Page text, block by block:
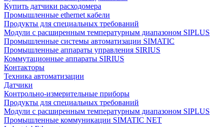
Купить датчики расходомера
Промышленные ethernet кабели
Продукты для специальных требований
Модули с расширенным температурным диапазоном SIPLUS
Промышленные системы автоматизации SIMATIC
Промышленные аппараты управления SIRIUS
Коммутационные аппараты SIRIUS
Контакторы
Техника автоматизации
Датчики
Контрольно-измерительные приборы
Продукты для специальных требований
Модули с расширенным температурным диапазоном SIPLUS
Промышленные коммуникации SIMATIC NET